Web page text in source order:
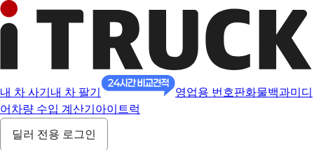
내 차 사기 내 차 팔기 영업용 번호판화물백과미디
어 차량 수입 계산기 아이트럭
딜러 전용 로그인